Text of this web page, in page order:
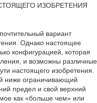
ИЗОБРЕТЕНИЯ
вариант
Однако настоящее
конфигурацией, которая
и возможны различные
настоящего изобретения.
ниже ограничивающий
предел и свой верхний
как «больше чем» или